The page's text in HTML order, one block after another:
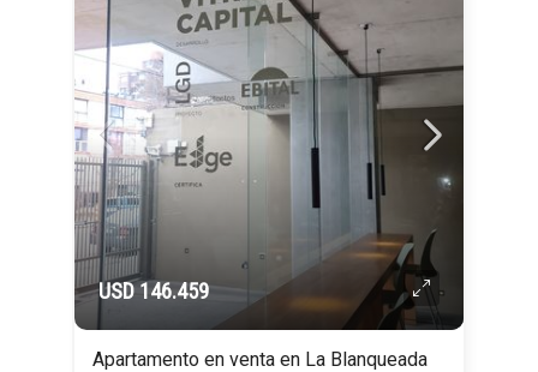
USD 146.459
Apartamento en venta en La Blanqueada